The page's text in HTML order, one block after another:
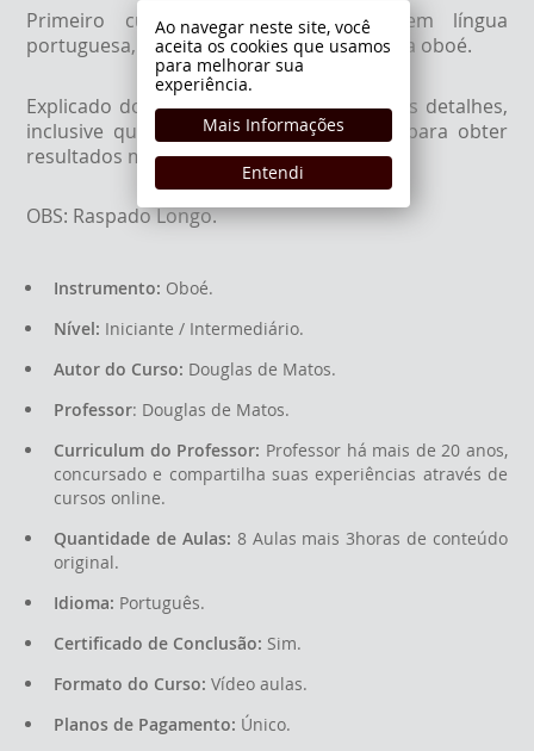
Primeiro curso online no mundo, em língua
portuguesa, de confecção de palhetas para oboé.
Explicado do começo ao fim com todos os detalhes,
inclusive quais são as canas favoráveis para obter
resultados melhores.
OBS: Raspado Longo.
Instrumento: Oboé.
Nível: Iniciante / Intermediário.
Autor do Curso: Douglas de Matos.
Professor: Douglas de Matos.
Curriculum do Professor: Professor há mais de 20 anos,
concursado e compartilha suas experiências através de
cursos online.
Quantidade de Aulas: 8 Aulas mais 3horas de conteúdo
original.
Idioma: Português.
Certificado de Conclusão: Sim.
Formato do Curso: Vídeo aulas.
Planos de Pagamento: Único.
Ao navegar neste site, você
aceita os cookies que usamos
para melhorar sua
experiência.
Mais Informações
Entendi